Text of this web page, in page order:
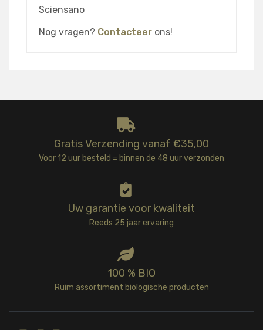
Sciensano
Nog vragen? Contacteer ons!
Gratis Verzending vanaf €35,00
Voor 12 uur besteld = binnen de 48 uur verzonden
Uw garantie voor kwaliteit
Reeds 25 jaar ervaring
100 % BIO
Ruim assortiment biologische producten